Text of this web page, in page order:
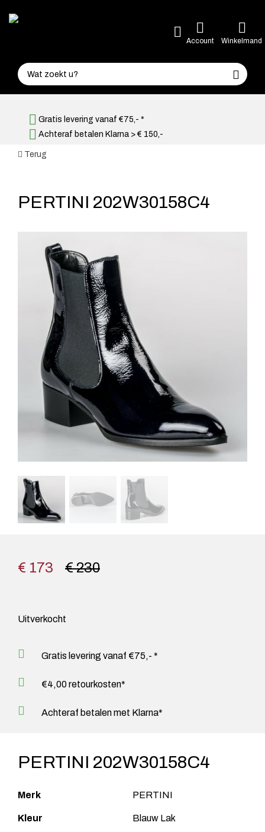
Account Winkelmand
Gratis levering vanaf €75,- *
Achteraf betalen Klarna > € 150,-
Terug
PERTINI 202W30158C4
€ 230
€ 173
Uitverkocht
Gratis levering vanaf €75,- *
€4,00 retourkosten*
Achteraf betalen met Klarna*
PERTINI 202W30158C4
Merk PERTINI
Kleur Blauw Lak